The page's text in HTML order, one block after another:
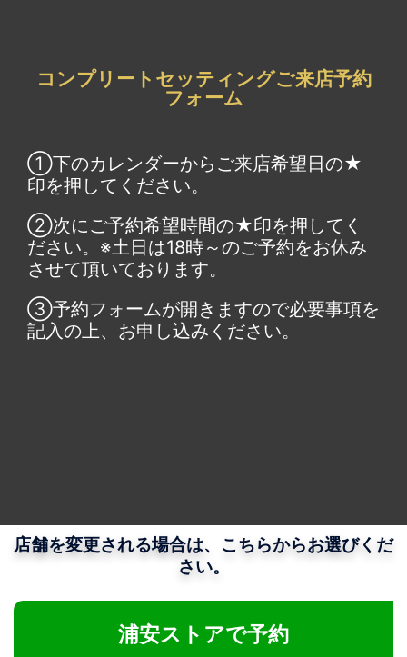
コンプリートセッティングご来店予約
フォーム
①下のカレンダーからご来店希望日の★
印を押してください。
②次にご予約希望時間の★印を押してく
ださい。※土日は18時～のご予約をお休み
させて頂いております。
③予約フォームが開きますので必要事項を
記入の上、お申し込みください。
店舗を変更される場合は、こちらからお選びくだ
さい。
浦安ストアで予約